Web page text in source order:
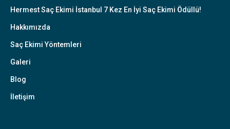
Hermest Saç Ekimi İstanbul 7 Kez En İyi Saç Ekimi Ödüllü!
Hakkımızda
Saç Ekimi Yöntemleri
Galeri
Blog
İletişim